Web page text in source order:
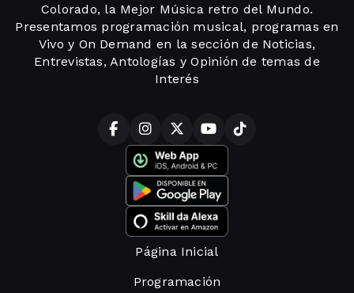
Colorado, la Mejor Música retro del Mundo.
Presentamos programación musical, programas en
Vivo y On Demand en la sección de Noticias,
Entrevistas, Antologías y Opinión de temas de
Interés
Página Inicial
Programación